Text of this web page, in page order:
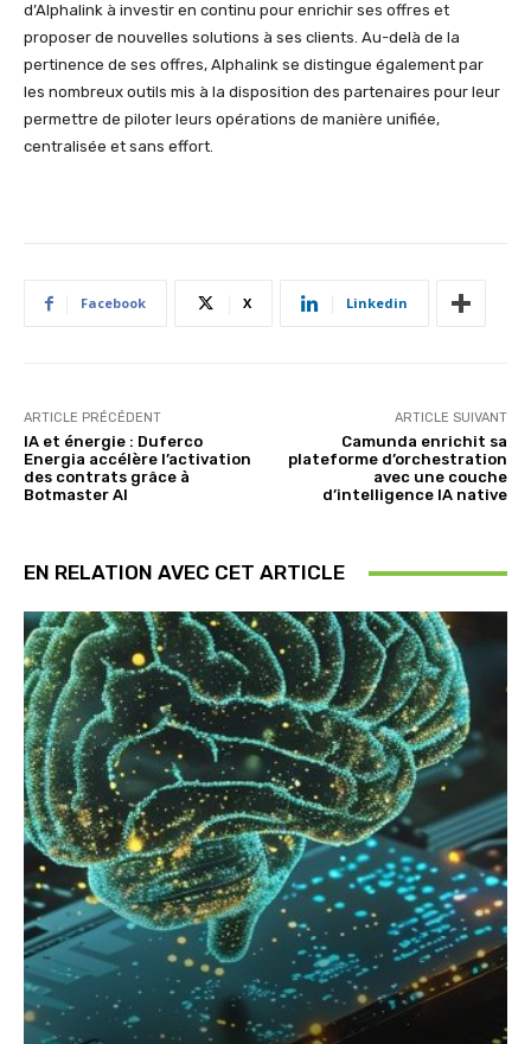
d’Alphalink à investir en continu pour enrichir ses offres et
proposer de nouvelles solutions à ses clients. Au-delà de la
pertinence de ses offres, Alphalink se distingue également par
les nombreux outils mis à la disposition des partenaires pour leur
permettre de piloter leurs opérations de manière unifiée,
centralisée et sans effort.
Facebook X Linkedin
ARTICLE PRÉCÉDENT
IA et énergie : Duferco
Energia accélère l’activation
des contrats grâce à
Botmaster AI
ARTICLE SUIVANT
Camunda enrichit sa
plateforme d’orchestration
avec une couche
d’intelligence IA native
EN RELATION AVEC CET ARTICLE